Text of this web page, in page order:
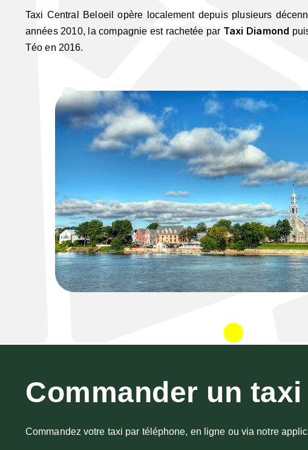
Taxi Central Beloeil opère localement depuis plusieurs
années 2010, la compagnie est rachetée par Taxi Diamond
Téo en 2016.
Commander un taxi
Commandez votre taxi par téléphone, en ligne ou via notre